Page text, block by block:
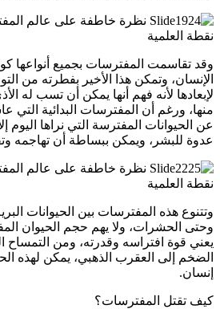
وقد تقاسمت المفترسات بجميع أنواعها
الإنسان، وتمكن هذا الأخير بفطرته من
لإبعادها لأنه فهم أنها يمكن أن تسب له
منها، ورغم أن المفترسات البدائية
عن الحيوانات المفترسة التي نراها اليوم
عدوة للبشر، ويمكن ببساطة أن تهاجمه
وتتنوع هذه المفترسات بين الحيوانات
وحتى الحشرات، ولا يهم حجم الحيوان
يعني قوة افتراسه وقدرته، ومن
الضخم إلى العقرب الذهبي، يمكن لهذه
إنسان.
كيف تقتل المفترسات؟